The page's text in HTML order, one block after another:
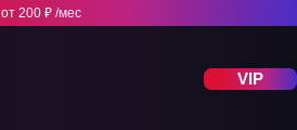
от 200 ₽ /мес
VIP